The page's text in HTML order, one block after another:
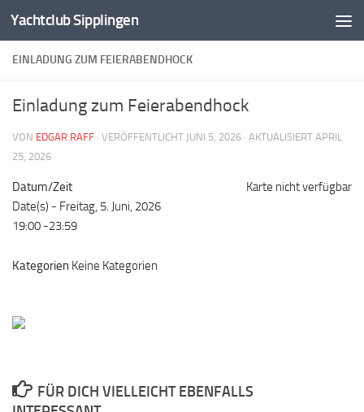
Zum Inhalt springen
Yachtclub Sipplingen
EINLADUNG ZUM FEIERABENDHOCK
Einladung zum Feierabendhock
VON EDGAR RAFF · VERÖFFENTLICHT JUNI 5, 2026 · AKTUALISIERT APRIL
25, 2026
Karte nicht verfügbar
Datum/Zeit
Date(s) - Freitag, 5. Juni, 2026
19:00 -23:59
Kategorien Keine Kategorien
FÜR DICH VIELLEICHT EBENFALLS